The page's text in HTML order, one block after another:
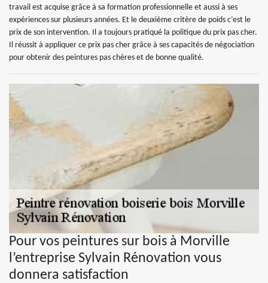
travail est acquise grâce à sa formation professionnelle et aussi à ses
expériences sur plusieurs années. Et le deuxième critère de poids c’est le
prix de son intervention. Il a toujours pratiqué la politique du prix pas cher.
Il réussit à appliquer ce prix pas cher grâce à ses capacités de négociation
pour obtenir des peintures pas chères et de bonne qualité.
Pour vos peintures sur bois à Morville
l’entreprise Sylvain Rénovation vous
donnera satisfaction